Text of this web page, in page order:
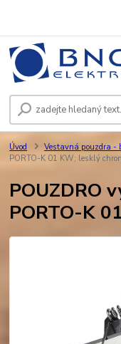
Úvod Vestavná pouzdra -
PORTO-K 01 KW; lesklý
POUZDRO
PORTO-K